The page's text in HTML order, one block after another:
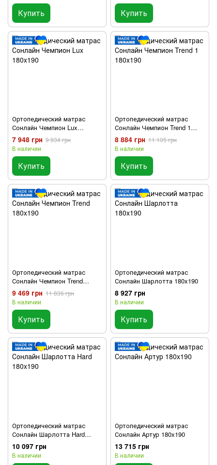
Купить Купить
Ортопедический матрас
Сонлайн Чемпион Lux
180x190
7 948 грн 9 934 грн
В наличии
Купить
Ортопедический матрас
Сонлайн Чемпион Trend 1
180x190
8 884 грн 11 105 грн
В наличии
Купить
Ортопедический матрас
Сонлайн Чемпион Trend
180x190
9 469 грн 11 836 грн
В наличии
Купить
Ортопедический матрас
Сонлайн Шарлотта 180x190
8 927 грн
В наличии
Купить
Ортопедический матрас
Сонлайн Шарлотта Hard
180x190
10 097 грн
В наличии
Ортопедический матрас
Сонлайн Артур 180x190
13 715 грн
В наличии